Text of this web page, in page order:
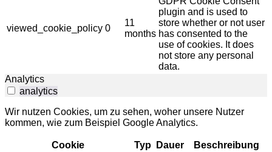
viewed_cookie_policy 0
11
months
plugin and is used to
store whether or not user
has consented to the
use of cookies. It does
not store any personal
data.
Analytics
analytics
Wir nutzen Cookies, um zu sehen, woher unsere Nutzer
kommen, wie zum Beispiel Google Analytics.
Cookie Typ Dauer Beschreibung